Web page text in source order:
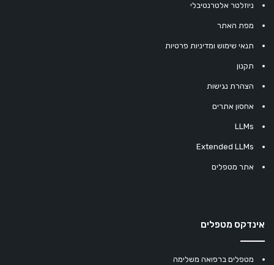
ניוזלטר אלטרנטיבלי
מפת האתר
תנאי שימוש ומדיניות פרטיות
תקנון
הצהרת נגישות
אחסון אתרים
LLMs
Extended LLMs
אתר מטפלים
אינדקס מטפלים
מטפלים ברפואה משלימה